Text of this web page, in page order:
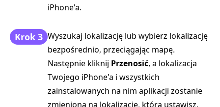
iPhone'a.
Krok 3 Wyszukaj lokalizację lub wybierz lokalizację
bezpośrednio, przeciągając mapę.
Następnie kliknij Przenosić, a lokalizacja
Twojego iPhone'a i wszystkich
zainstalowanych na nim aplikacji zostanie
zmieniona na lokalizację, którą ustawisz.